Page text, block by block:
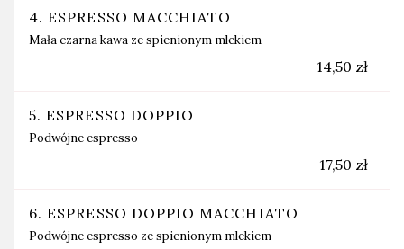
4. ESPRESSO MACCHIATO
Mała czarna kawa ze spienionym mlekiem
14,50 zł
5. ESPRESSO DOPPIO
Podwójne espresso
17,50 zł
6. ESPRESSO DOPPIO MACCHIATO
Podwójne espresso ze spienionym mlekiem